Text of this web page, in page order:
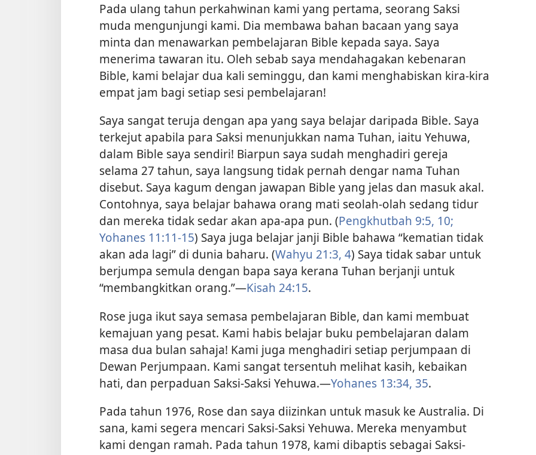
Pada ulang tahun perkahwinan kami yang pertama, seorang Saksi
muda mengunjungi kami. Dia membawa bahan bacaan yang saya
minta dan menawarkan pembelajaran Bible kepada saya. Saya
menerima tawaran itu. Oleh sebab saya mendahagakan kebenaran
Bible, kami belajar dua kali seminggu, dan kami menghabiskan kira-kira
empat jam bagi setiap sesi pembelajaran!
Saya sangat teruja dengan apa yang saya belajar daripada Bible. Saya
terkejut apabila para Saksi menunjukkan nama Tuhan, iaitu Yehuwa,
dalam Bible saya sendiri! Biarpun saya sudah menghadiri gereja
selama 27 tahun, saya langsung tidak pernah dengar nama Tuhan
disebut. Saya kagum dengan jawapan Bible yang jelas dan masuk akal.
Contohnya, saya belajar bahawa orang mati seolah-olah sedang tidur
dan mereka tidak sedar akan apa-apa pun. (Pengkhutbah 9:5, 10;
Yohanes 11:11-15) Saya juga belajar janji Bible bahawa “kematian tidak
akan ada lagi” di dunia baharu. (Wahyu 21:3, 4) Saya tidak sabar untuk
berjumpa semula dengan bapa saya kerana Tuhan berjanji untuk
“membangkitkan orang.”​—Kisah 24:15.
Rose juga ikut saya semasa pembelajaran Bible, dan kami membuat
kemajuan yang pesat. Kami habis belajar buku pembelajaran dalam
masa dua bulan sahaja! Kami juga menghadiri setiap perjumpaan di
Dewan Perjumpaan. Kami sangat tersentuh melihat kasih, kebaikan
hati, dan perpaduan Saksi-Saksi Yehuwa.​—Yohanes 13:34, 35.
Pada tahun 1976, Rose dan saya diizinkan untuk masuk ke Australia. Di
sana, kami segera mencari Saksi-Saksi Yehuwa. Mereka menyambut
kami dengan ramah. Pada tahun 1978, kami dibaptis sebagai Saksi-